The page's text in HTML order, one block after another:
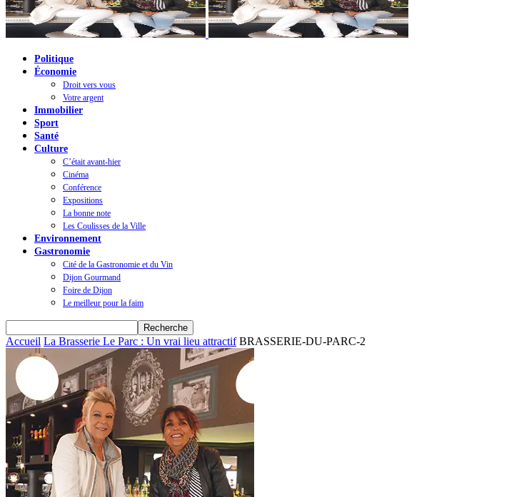
Politique
Économie
Droit vers vous
Votre argent
Immobilier
Sport
Santé
Culture
C’était avant-hier
Cinéma
Conférence
Expositions
La bonne note
Les Coulisses de la Ville
Environnement
Gastronomie
Cité de la Gastronomie et du Vin
Dijon Gourmand
Foire de Dijon
Le meilleur pour la faim
Accueil La Brasserie Le Parc : Un vrai lieu attractif BRASSERIE-DU-PARC-2